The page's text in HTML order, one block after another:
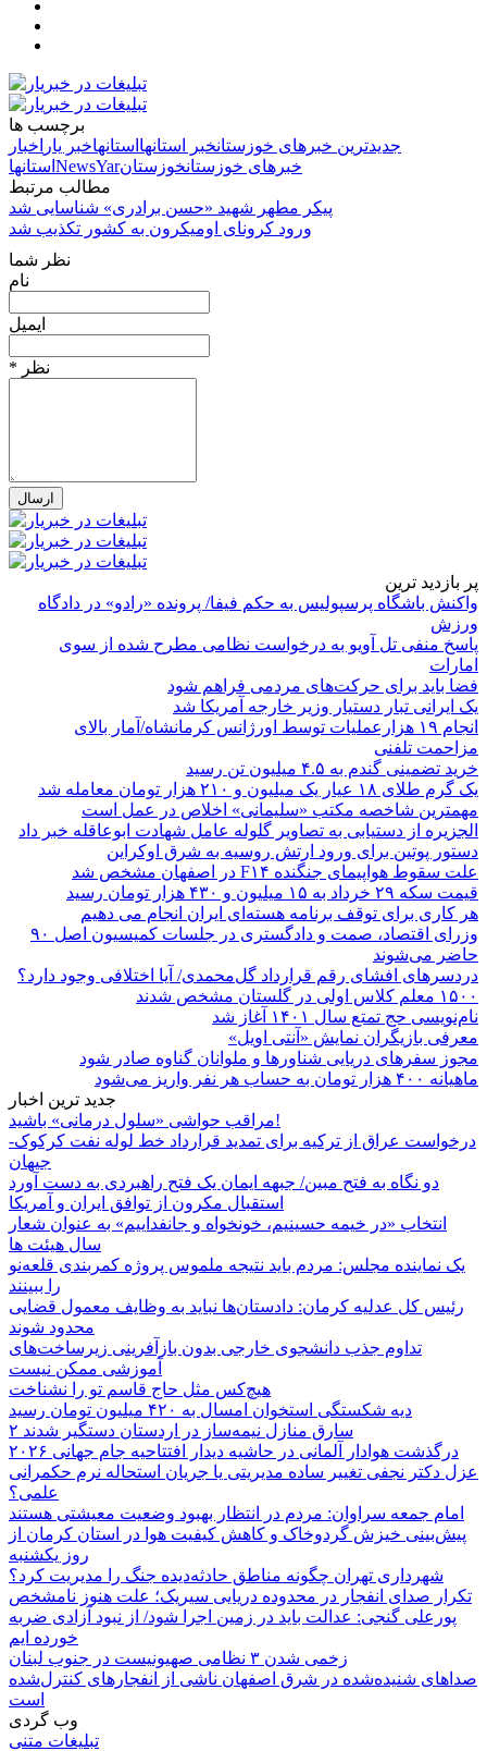
برچسب ها
جدیدترین خبرهای خوزستانخبر استانها استانهاخبر یار اخبار
استانها NewsYar خبرهای خوزستانخوزستان
مطالب مرتبط
پیکر مطهر شهید «حسن برادری» شناسایی شد
ورود کرونای اومیکرون به کشور تکذیب شد
نظر شما
نام
ایمیل
* نظر
پر بازدید ترین
واکنش باشگاه پرسپولیس به حکم فیفا/ پرونده «رادو» در دادگاه
ورزش
پاسخ منفی تل آویو به درخواست نظامی مطرح شده از سوی
امارات
فضا باید برای حرکت‌های مردمی فراهم شود
یک ایرانی تبار دستیار وزیر خارجه آمریکا شد
انجام ۱۹ هزارعملیات توسط اورژانس کرمانشاه/آمار بالای
مزاحمت تلفنی
خرید تضمینی گندم به ۴.۵ میلیون تن رسید
یک گرم طلای ۱۸ عیار یک میلیون و ۲۱۰ هزار تومان معامله شد
مهمترین شاخصه مکتب «سلیمانی» اخلاص در عمل است
الجزیره از دستیابی به تصاویر گلوله عامل شهادت ابوعاقله خبر داد
دستور پوتین برای ورود ارتش روسیه به شرق اوکراین
علت سقوط هواپیمای جنگنده F۱۴ در اصفهان مشخص شد
قیمت سکه ۲۹ خرداد به ۱۵ میلیون و ۴۳۰ هزار تومان رسید
هر کاری برای توقف برنامه هسته‌ای ایران انجام می دهیم
وزرای اقتصاد، صمت و دادگستری در جلسات کمیسیون اصل ۹۰
حاضر می‌شوند
دردسرهای افشای رقم قرارداد گل‌محمدی/ آیا اختلافی وجود دارد؟
۱۵۰۰ معلم کلاس اولی در گلستان مشخص شدند
نام‌نویسی حج تمتع سال ۱۴۰۱ آغاز شد
معرفی بازیگران نمایش «آنتی اویل»
مجوز سفرهای دریایی شناورها و ملوانان گناوه صادر شود
ماهیانه ۴۰۰ هزار تومان به حساب هر نفر واریز می‌شود
جدید ترین اخبار
مراقب حواشی «سلول درمانی» باشید!
درخواست عراق از ترکیه برای تمدید قرارداد خط لوله نفت کرکوک-
جیهان
دو نگاه به فتح مبین/ جبهه ایمان یک فتح راهبردی به دست آورد
استقبال مکرون از توافق ایران و آمریکا
انتخاب «در خیمه حسینیم، خونخواه و جانفداییم» به عنوان شعار
سال هیئت ها
یک نماینده مجلس: مردم باید نتیجه ملموس پروژه کمربندی قلعه‌نو
را ببینند
رئیس کل عدلیه کرمان: دادستان‌ها نباید به وظایف معمول قضایی
محدود شوند
تداوم جذب دانشجوی خارجی بدون بازآفرینی زیرساخت‌های
آموزشی ممکن نیست
هیچ‌کس مثل حاج قاسم تو را نشناخت
دیه شکستگی استخوان امسال به ۴۲۰ میلیون تومان رسید
۲ سارق منازل نیمه‌ساز در اردستان دستگیر شدند
درگذشت هوادار آلمانی در حاشیه دیدار افتتاحیه جام جهانی ۲۰۲۶
عزل دکتر نجفی تغییر ساده مدیریتی یا جریان استحاله نرم حکمرانی
علمی؟
امام جمعه سراوان: مردم در انتظار بهبود وضعیت معیشتی هستند
پیش‌بینی خیزش گردوخاک و کاهش کیفیت هوا در استان کرمان از
روز یکشنبه
شهرداری تهران چگونه مناطق حادثه‌دیده جنگ را مدیریت کرد؟
تکرار صدای انفجار در محدوده دریایی سیریک؛ علت هنوز نامشخص
پورعلی گنجی: عدالت باید در زمین اجرا شود/ از نبود آزادی ضربه
خورده ایم
زخمی شدن ۳ نظامی صهیونیست در جنوب لبنان
صداهای شنیده‌شده در شرق اصفهان ناشی از انفجارهای کنترل‌شده
است
وب گردی
تبلیغات متنی